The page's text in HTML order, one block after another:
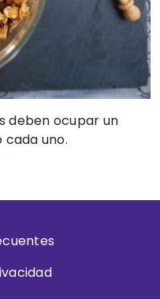
deben ocupar un
uno.